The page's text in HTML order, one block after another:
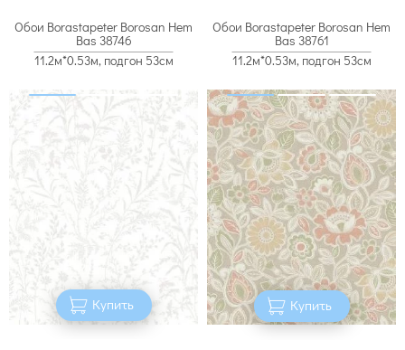
Обои Borastapeter Borosan Hem
Bas 38746
11.2м*0.53м, подгон 53см
Купить
Обои Borastapeter Borosan Hem
Bas 38761
11.2м*0.53м, подгон 53см
Купить